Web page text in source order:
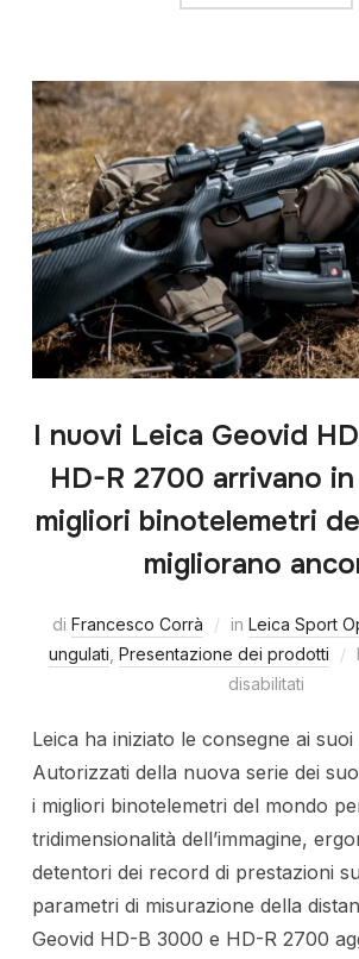
I nuovi Leica Geovid
HD-R 2700 arrivano in
migliori binotelemetri
migliorano
di Francesco Corrà in Leica Sport
ungulati Presentazione dei prodotti
disabilitati
Leica ha iniziato le consegne ai suoi
Autorizzati della nuova serie dei
i migliori binotelemetri del mondo
tridimensionalità dell’immagine,
detentori dei record di prestazioni
parametri di misurazione della
Geovid HD-B 3000 e HD-R 2700